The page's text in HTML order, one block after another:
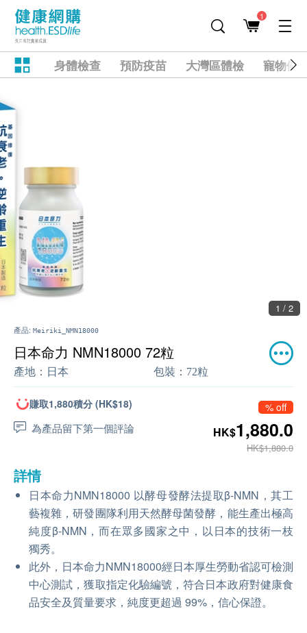
1
身體檢查 預防疫苗 大灣區體檢 寵物健
2 / 2
產品: Meiriki_NMN18000
日本命力 NMN18000 72粒
產地： 日本 包裝： 72粒
賺取1,880積分 (HK$18)
為產品留下第一個評論
% off
HK$1,880.0
HK$1,880.0
詳情
日本命力NMN18000 以酵母發酵法提取β-NMN，其工
藝複雜，研發團隊利用天然酵母菌發酵，能生產出極高
純度β-NMN，而在眾多國家之中，以日本的技術一枝
獨秀。
此外，日本命力NMN18000經日本厚生勞動省認可檢測
中心測試，獲取指定化驗編號，符合日本政府對健康食
品安全及質量要求，純度更超過 99%，信心保證。